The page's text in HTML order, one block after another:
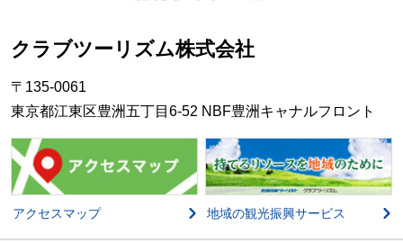
クラブツーリズム株式会社
〒135-0061
東京都江東区豊洲五丁目6-52 NBF豊洲キャナルフロント
アクセスマップ 地域の観光振興サービス